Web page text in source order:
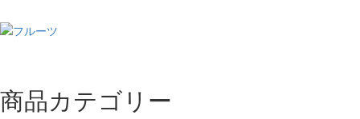
商品カテゴリー